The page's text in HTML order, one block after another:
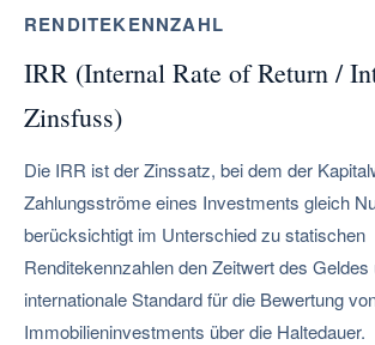
RENDITEKENNZAHL
IRR (Internal Rate of Return /
Zinsfuss)
Die IRR ist der Zinssatz, bei dem der
Zahlungsströme eines Investments gleich
berücksichtigt im Unterschied zu statischen
Renditekennzahlen den Zeitwert des Geldes
internationale Standard für die Bewertung
Immobilieninvestments über die Haltedauer.